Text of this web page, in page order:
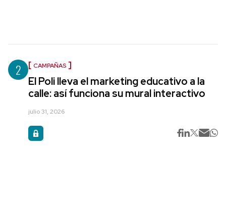
2 CAMPAÑAS
El Poli lleva el marketing educativo a la
calle: así funciona su mural interactivo
julio 31, 2026